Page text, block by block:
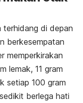
terhidang di depan
berkesempatan
memperkirakan
lemak, 11 gram
setiap 100 gram
berlega hati